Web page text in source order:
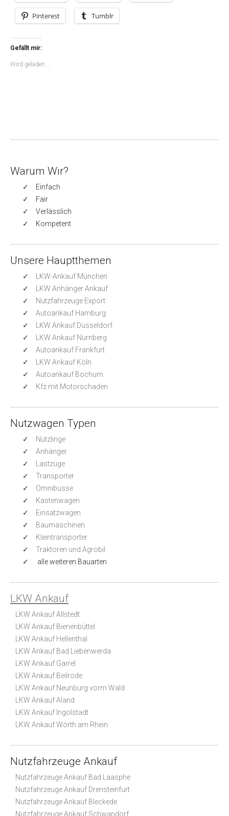
Pinterest Tumblr
Gefällt mir:
Wird geladen …
Warum Wir?
Einfach
Fair
Verlässlich
Kompetent
Unsere Hauptthemen
LKW-Ankauf München
LKW Anhänger Ankauf
Nutzfahrzeuge Export
Autoankauf Hamburg
LKW Ankauf Düsseldorf
LKW Ankauf Nürnberg
Autoankauf Frankfurt
LKW Ankauf Köln
Autoankauf Bochum
Kfz mit Motorschaden
Nutzwagen Typen
Nützlinge
Anhänger
Lastzüge
Transporter
Omnibusse
Kastenwagen
Einsatzwagen
Baumaschinen
Kleintransporter
Traktoren und Agrobil
alle weiteren Bauarten
LKW Ankauf
LKW Ankauf Allstedt
LKW Ankauf Bienenbüttel
LKW Ankauf Hellenthal
LKW Ankauf Bad Liebenwerda
LKW Ankauf Garrel
LKW Ankauf Beilrode
LKW Ankauf Neunburg vorm Wald
LKW Ankauf Aland
LKW Ankauf Ingolstadt
LKW Ankauf Wörth am Rhein
Nutzfahrzeuge Ankauf
Nutzfahrzeuge Ankauf Bad Laasphe
Nutzfahrzeuge Ankauf Drensteinfurt
Nutzfahrzeuge Ankauf Bleckede
Nutzfahrzeuge Ankauf Schwandorf